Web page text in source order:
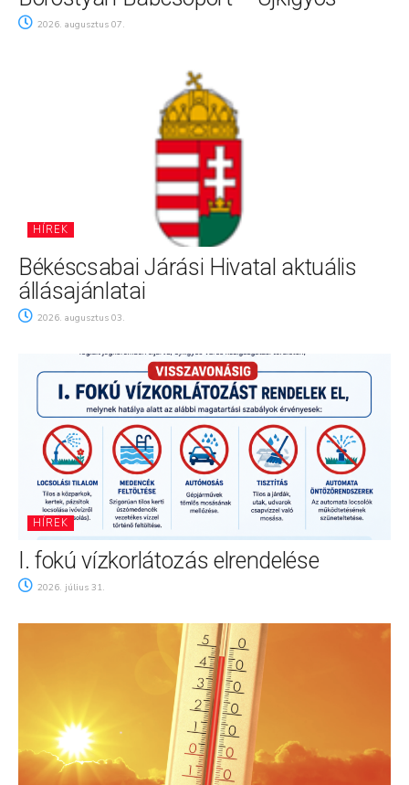
2026. augusztus 07.
HÍREK
Békéscsabai Járási Hivatal aktuális
állásajánlatai
2026. augusztus 03.
HÍREK
I. fokú vízkorlátozás elrendelése
2026. július 31.